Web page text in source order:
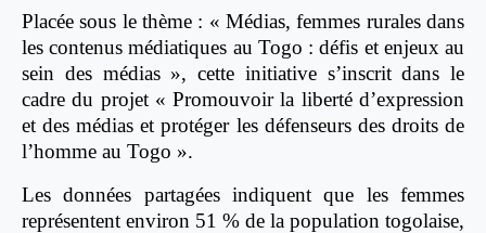
Placée sous le thème : « Médias, femmes rurales dans
les contenus médiatiques au Togo : défis et enjeux au
sein des médias », cette initiative s’inscrit dans le
cadre du projet « Promouvoir la liberté d’expression
et des médias et protéger les défenseurs des droits de
l’homme au Togo ».
Les données partagées indiquent que les femmes
représentent environ 51 % de la population togolaise,